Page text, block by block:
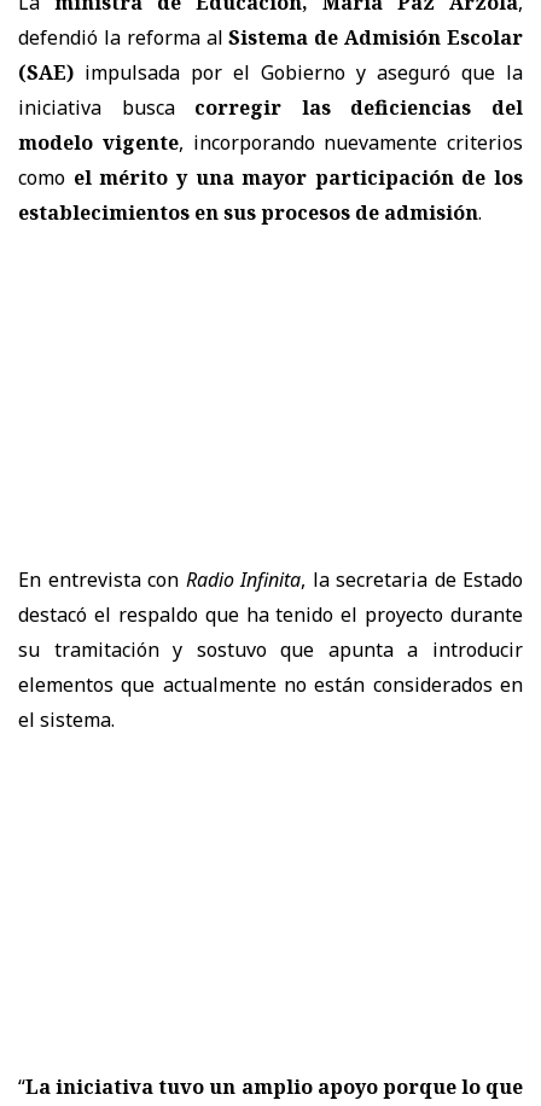
defendió la reforma alSistema de Admisión Escolar
(SAE) impulsada por el Gobierno y aseguró que la
iniciativa busca corregir las deficiencias del
modelo vigente, incorporando nuevamente criterios
como el mérito y una mayor participación de los
establecimientos en sus procesos de admisión.
En entrevista con Radio Infinita, la secretaria de Estado
destacó el respaldo que ha tenido el proyecto durante
su tramitación y sostuvo que apunta a introducir
elementos que actualmente no están considerados en
el sistema.
“La iniciativa tuvo un amplio apoyo porque lo que